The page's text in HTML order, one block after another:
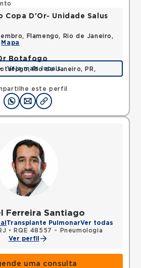
este perfil
Copa D'Or- Unidade Salus
Flamengo, Rio de Janeiro,
Mapa
Botafogo
Rio de Janeiro, PR,
Veja mais locais
Ferreira Santiago
Transplante PulmonarVer todas
•
RQE 48557 - Pneumologia
Ver perfil
uma consulta